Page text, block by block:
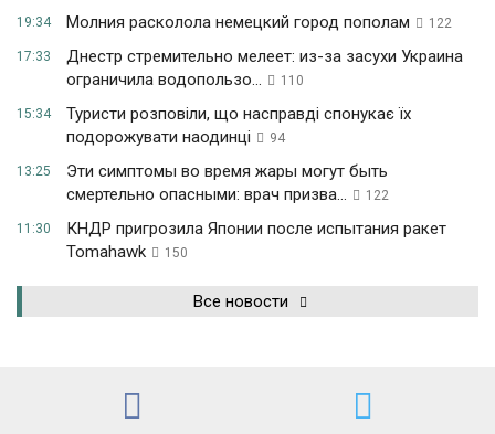
19:34 Молния расколола немецкий город пополам 122
17:33
Днестр стремительно мелеет: из-за засухи Украина
ограничила водопользо...
110
15:34
Туристи розповіли, що насправді спонукає їх
подорожувати наодинці
94
13:25
Эти симптомы во время жары могут быть
смертельно опасными: врач призва...
122
11:30
КНДР пригрозила Японии после испытания ракет
Tomahawk
150
Все новости